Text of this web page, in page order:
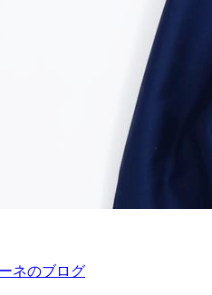
ネのブログ